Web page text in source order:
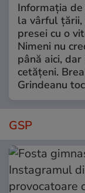
Informația
la vârful țării,
presei cu o
Nimeni nu
până aici,
cetățeni.
Grindeanu
GSP